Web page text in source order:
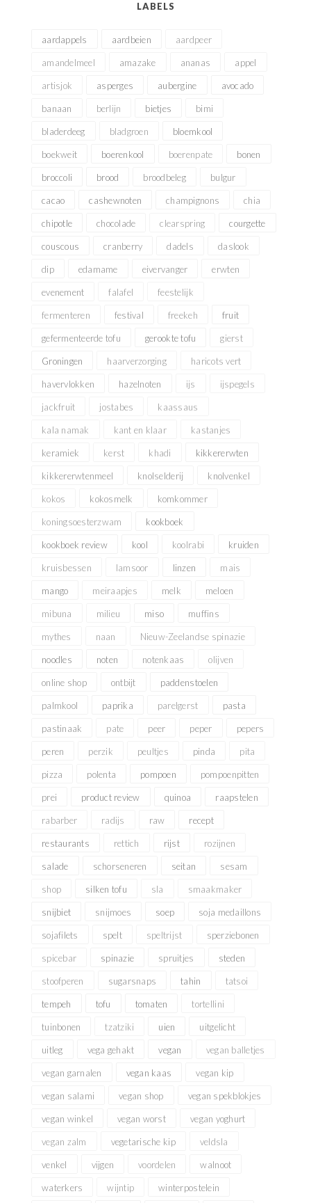
LABELS
aardappels aardbeien aardpeer
amandelmeel amazake ananas appel
artisjok asperges aubergine avocado
banaan berlijn bietjes bimi
bladerdeeg bladgroen bloemkool
boekweit boerenkool boerenpate bonen
broccoli brood broodbeleg bulgur
cacao cashewnoten champignons chia
chipotle chocolade clearspring courgette
couscous cranberry dadels daslook
dip edamame eivervanger erwten
evenement falafel feestelijk
fermenteren festival freekeh fruit
gefermenteerde tofu gerookte tofu gierst
Groningen haarverzorging haricots vert
havervlokken hazelnoten ijs ijspegels
jackfruit jostabes kaassaus
kala namak kant en klaar kastanjes
keramiek kerst khadi kikkererwten
kikkererwtenmeel knolselderij knolvenkel
kokos kokosmelk komkommer
koningsoesterzwam kookboek
kookboek review kool koolrabi kruiden
kruisbessen lamsoor linzen mais
mango meiraapjes melk meloen
mibuna milieu miso muffins
mythes naan Nieuw-Zeelandse spinazie
noodles noten notenkaas olijven
online shop ontbijt paddenstoelen
palmkool paprika parelgerst pasta
pastinaak pate peer peper pepers
peren perzik peultjes pinda pita
pizza polenta pompoen pompoenpitten
prei product review quinoa raapstelen
rabarber radijs raw recept
restaurants rettich rijst rozijnen
salade schorseneren seitan sesam
shop silken tofu sla smaakmaker
snijbiet snijmoes soep soja medaillons
sojafilets spelt speltrijst sperziebonen
spicebar spinazie spruitjes steden
stoofperen sugarsnaps tahin tatsoi
tempeh tofu tomaten tortellini
tuinbonen tzatziki uien uitgelicht
uitleg vega gehakt vegan vegan balletjes
vegan garnalen vegan kaas vegan kip
vegan salami vegan shop vegan spekblokjes
vegan winkel vegan worst vegan yoghurt
vegan zalm vegetarische kip veldsla
venkel vijgen voordelen walnoot
waterkers wijntip winterpostelein